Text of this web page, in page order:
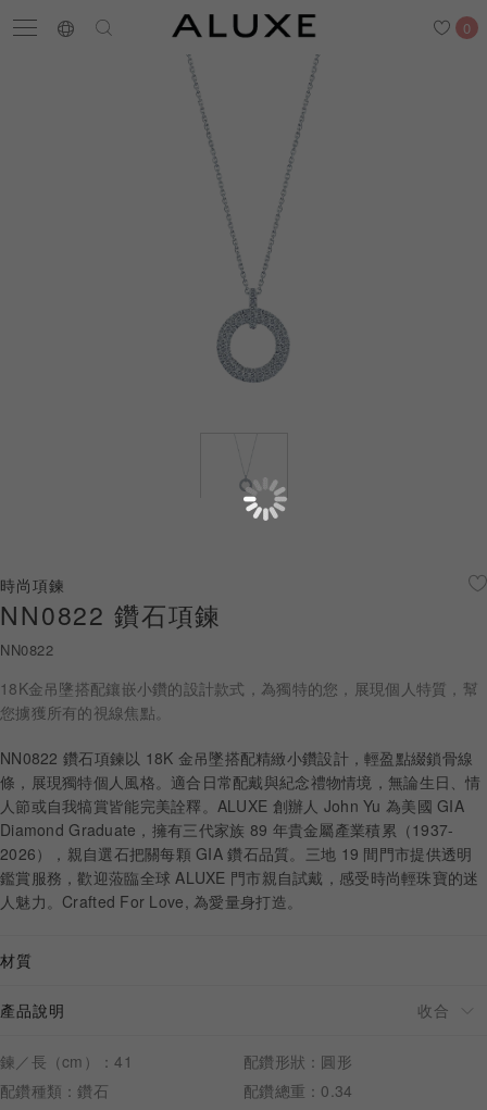
0
結婚戒指
門市一覽
黃金金飾
關於ALUXE
嚴選鑽石
最新消息
婚禮護照
線上購物
預約來店
時尚項鍊
NN0822 鑽石項鍊
NN0822
18K金吊墬搭配鑲嵌小鑽的設計款式，為獨特的您，展現個人特質，幫
您擄獲所有的視線焦點。
NN0822 鑽石項鍊以 18K 金吊墜搭配精緻小鑽設計，輕盈點綴鎖骨線
條，展現獨特個人風格。適合日常配戴與紀念禮物情境，無論生日、情
人節或自我犒賞皆能完美詮釋。ALUXE 創辦人 John Yu 為美國 GIA
Diamond Graduate，擁有三代家族 89 年貴金屬產業積累（1937-
2026），親自選石把關每顆 GIA 鑽石品質。三地 19 間門市提供透明
鑑賞服務，歡迎蒞臨全球 ALUXE 門市親自試戴，感受時尚輕珠寶的迷
人魅力。Crafted For Love, 為愛量身打造。
材質
產品說明
鍊／長（cm）：41
配鑽形狀：圓形
配鑽種類：鑽石
配鑽總重：0.34